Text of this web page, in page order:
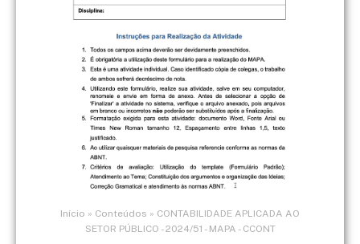
Início » Conteúdos » CONTABILIDADE APLICADA AO
SETOR PÚBLICO - 2024/51 - MAPA - CCONT